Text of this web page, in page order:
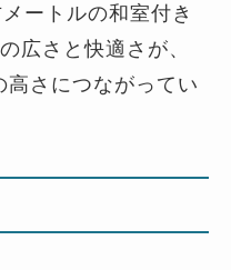
ートルの和室付き
広さと快適さが、
さにつながってい